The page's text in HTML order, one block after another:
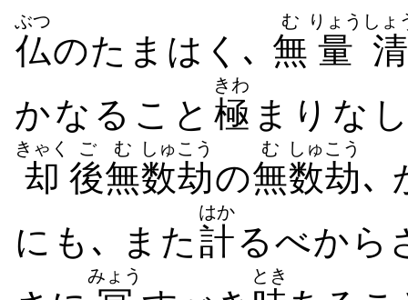
仏
ぶつ
のたまはく､ 無
む
量
りょう しょ
かなること 極
きわ
まりな
却
きゃく
後
ご
無
む
数
しゅ
劫
こう
の無
む
数
しゅ
劫
こう
､
にも､ また 計
はか
るべから
みょう とき